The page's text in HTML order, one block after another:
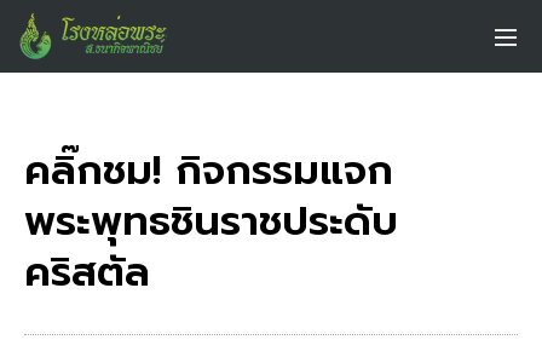
คลิ๊กชม! กิจกรรมแจก
พระพุทธชินราชประดับ
คริสตัล